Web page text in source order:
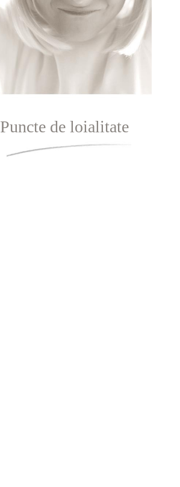
Puncte de loialitate